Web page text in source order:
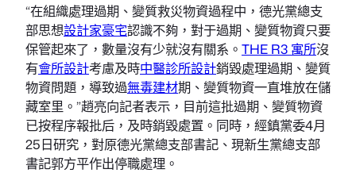
“在組織處理過期、變質救災物資過程中，德光黨總支
部思想設計家豪宅認識不夠，對于過期、變質物資只要
保管起來了，數量沒有少就沒有關系。 THE R3 寓所沒
有會所設計考慮及時中醫診所設計銷毀處理過期、變質
物資問題，導致過無毒建材期、變質物資一直堆放在儲
藏室里。”趙亮向記者表示，目前這批過期、變質物資
已按程序報批后，及時銷毀處置。同時，經鎮黨委4月
25日研究，對原德光黨總支部書記、現新生黨總支部
書記郭方平作出停職處理。